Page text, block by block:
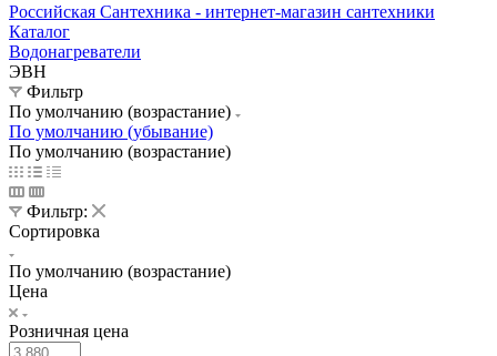
Российская Сантехника - интернет-магазин сантехники
Каталог
Водонагреватели
ЭВН
Фильтр
По умолчанию (возрастание)
По умолчанию (убывание)
По умолчанию (возрастание)
Фильтр:
Сортировка
По умолчанию (возрастание)
Цена
Розничная цена